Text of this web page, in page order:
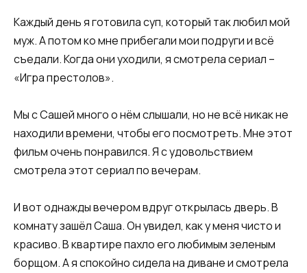
Каждый день я готовила суп, который так любил мой
муж. А потом ко мне прибегали мои подруги и всё
съедали. Когда они уходили, я смотрела сериал –
«Игра престолов».
Мы с Сашей много о нём слышали, но не всё никак не
находили времени, чтобы его посмотреть. Мне этот
фильм очень понравился. Я с удовольствием
смотрела этот сериал по вечерам.
И вот однажды вечером вдруг открылась дверь. В
комнату зашёл Саша. Он увидел, как у меня чисто и
красиво. В квартире пахло его любимым зеленым
борщом. А я спокойно сидела на диване и смотрела